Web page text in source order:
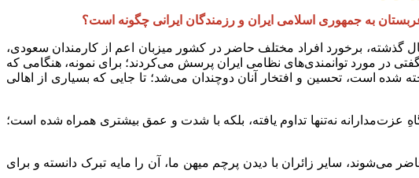
به جمهوری اسلامی ایران و رزمندگان ایرانی چگونه است؟
جنگ تحمیلی دوم اشاره کنم. در حج سال گذشته، برخورد افراد مختلف حاضر در کشور میزبان اعم از کارمندان سعودی،
در مورد توانمندی‌های نظامی ایران پرسش می‌کردند؛ برای نمونه، هنگامی که
است، تحسین و افتخار آنان دوچندان می‌شد؛ تا جایی که بسیاری از اهالی
عزت‌مدارانه نه‌تنها تداوم یافته، بلکه با شدت و عمق بیشتری همراه شده است؛
می‌شوند، سایر زائران با دیدن پرچم میهن ما، آن را مایه تبرک دانسته و برای